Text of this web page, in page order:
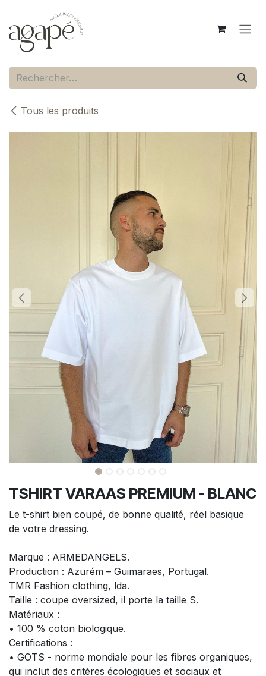
Tous les produits
TSHIRT VARAAS PREMIUM - BLANC
Le t-shirt bien coupé, de bonne qualité, réel basique
de votre dressing.
Marque : ARMEDANGELS.
Production : Azurém – Guimaraes, Portugal.
TMR Fashion clothing, lda.
Taille : coupe oversized, il porte la taille S.
Matériaux :
• 100 % coton biologique.
Certifications :
• GOTS - norme mondiale pour les fibres organiques,
qui inclut des critères écologiques et sociaux et